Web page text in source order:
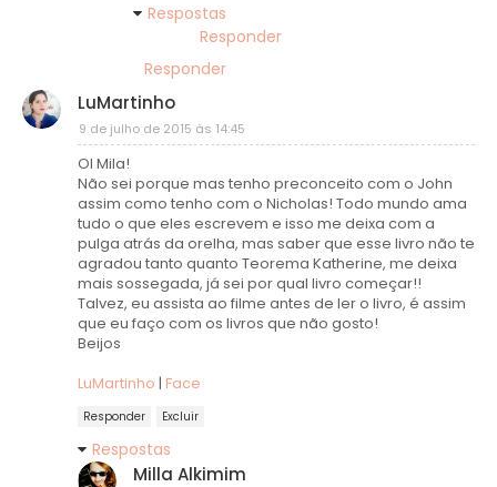
Respostas
Responder
Responder
LuMartinho
9 de julho de 2015 às 14:45
OI Mila!
Não sei porque mas tenho preconceito com o John
assim como tenho com o Nicholas! Todo mundo ama
tudo o que eles escrevem e isso me deixa com a
pulga atrás da orelha, mas saber que esse livro não te
agradou tanto quanto Teorema Katherine, me deixa
mais sossegada, já sei por qual livro começar!!
Talvez, eu assista ao filme antes de ler o livro, é assim
que eu faço com os livros que não gosto!
Beijos
LuMartinho | Face
Responder Excluir
Respostas
Milla Alkimim